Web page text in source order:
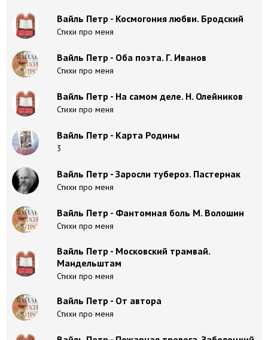
Вайль Петр - Космогония любви. Бродский
Стихи про меня
Вайль Петр - Оба поэта. Г. Иванов
Стихи про меня
Вайль Петр - На самом деле. Н. Олейников
Стихи про меня
Вайль Петр - Карта Родины
3
Вайль Петр - Заросли тубероз. Пастернак
Стихи про меня
Вайль Петр - Фантомная боль М. Волошин
Стихи про меня
Вайль Петр - Московский трамвай.
Мандельштам
Стихи про меня
Вайль Петр - От автора
Стихи про меня